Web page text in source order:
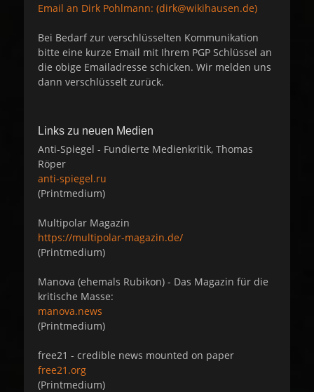
Email an Dirk Pohlmann: (dirk@wikihausen.de)
Bei Bedarf zur verschlüsselten Kommunikation
bitte eine kurze Email mit Ihrem PGP Schlüssel an
die obige Emailadresse schicken. Wir melden uns
dann verschlüsselt zurück.
Links zu neuen Medien
Anti-Spiegel - Fundierte Medienkritik, Thomas
Röper
anti-spiegel.ru
(Printmedium)
Multipolar Magazin
https://multipolar-magazin.de/
(Printmedium)
Manova (ehemals Rubikon) - Das Magazin für die
kritische Masse:
manova.news
(Printmedium)
free21 - credible news mounted on paper
free21.org
(Printmedium)